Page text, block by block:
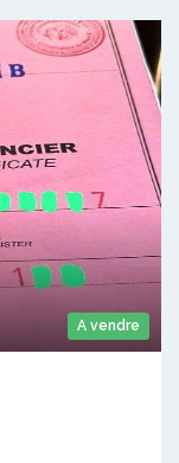
A vendre